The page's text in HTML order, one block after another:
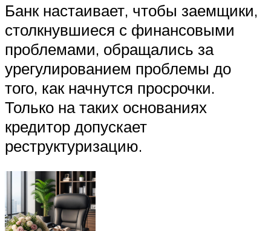
Банк настаивает, чтобы заемщики,
столкнувшиеся с финансовыми
проблемами, обращались за
урегулированием проблемы до
того, как начнутся просрочки.
Только на таких основаниях
кредитор допускает
реструктуризацию.